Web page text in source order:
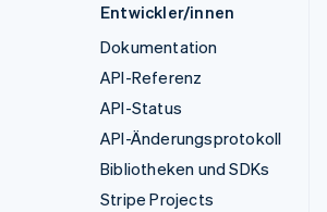
Entwickler/innen
Dokumentation
API-Referenz
API-Status
API-Änderungsprotokoll
Bibliotheken und SDKs
Stripe Projects